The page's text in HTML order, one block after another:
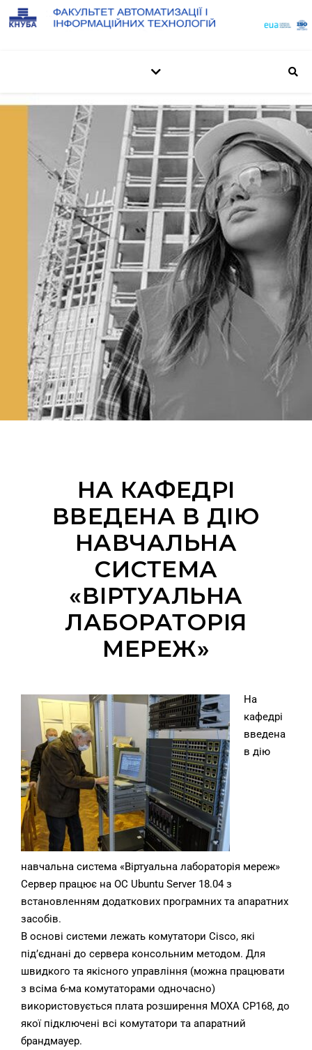
НА КАФЕДРІ
ВВЕДЕНА В ДІЮ
НАВЧАЛЬНА
СИСТЕМА
«ВІРТУАЛЬНА
ЛАБОРАТОРІЯ
МЕРЕЖ»
На
кафедрі
введена
в дію
навчальна система «Віртуальна лабораторія мереж»
Сервер працює на ОС Ubuntu Server 18.04 з
встановленням додаткових програмних та апаратних
засобів.
В основі системи лежать комутатори Cisco, які
під’єднані до сервера консольним методом. Для
швидкого та якісного управління (можна працювати
з всіма 6-ма комутаторами одночасно)
використовується плата розширення MOXA CP168, до
якої підключені всі комутатори та апаратний
брандмауер.